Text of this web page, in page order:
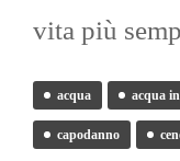
vita più
acqua acqua
capodanno